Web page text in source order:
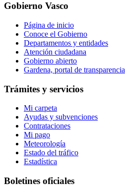
Gobierno Vasco
Página de inicio
Conoce el Gobierno
Departamentos y entidades
Atención ciudadana
Gobierno abierto
Gardena, portal de transparencia
Trámites y servicios
Mi carpeta
Ayudas y subvenciones
Contrataciones
Mi pago
Meteorología
Estado del tráfico
Estadística
Boletines oficiales